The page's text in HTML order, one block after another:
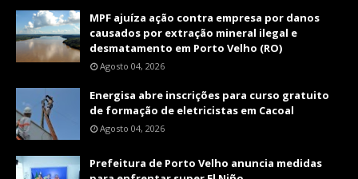
MPF ajuíza ação contra empresa por danos
causados por extração mineral ilegal e
desmatamento em Porto Velho (RO)
Agosto 04, 2026
Energisa abre inscrições para curso gratuito
de formação de eletricistas em Cacoal
Agosto 04, 2026
Prefeitura de Porto Velho anuncia medidas